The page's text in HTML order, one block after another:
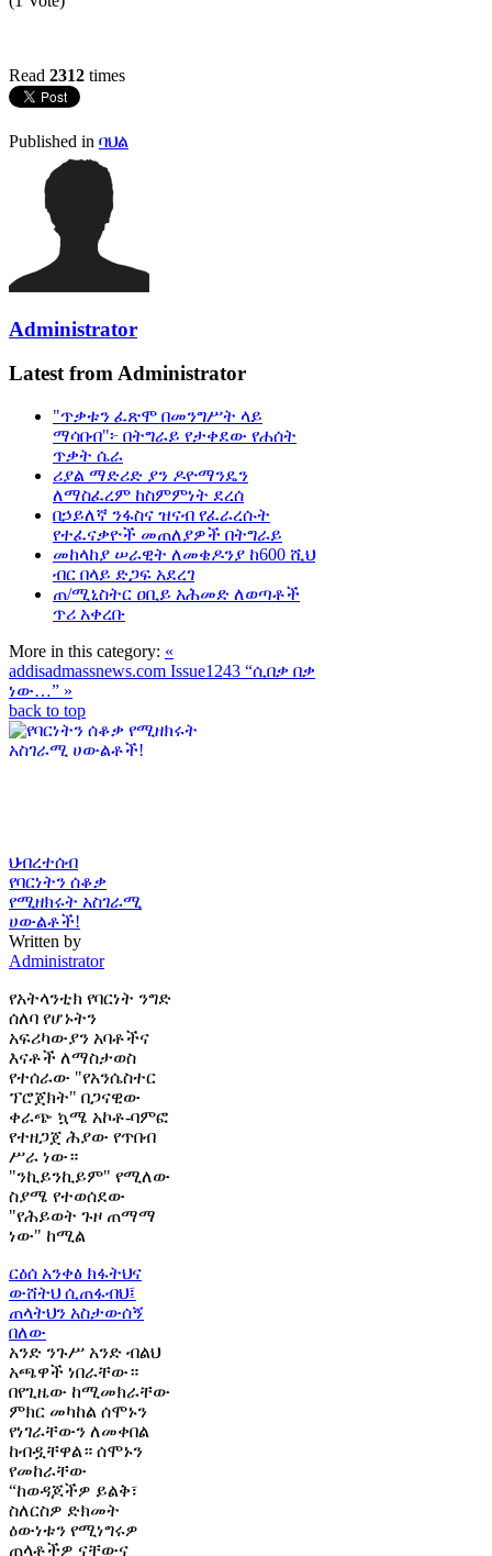
Read 2312 times
Published in ባህል
Administrator
Latest from Administrator
"ጥቃቱን ፈጽሞ በመንግሥት ላይ
ማሳበብ"፦ በትግራይ የታቀደው የሐሰት
ጥቃት ሴራ
ሪያል ማድሪድ ያን ዶዮማንዴን
ለማስፈረም ከስምምነት ደረሰ
በኃይለኛ ንፋስና ዝናብ የፈራረሱት
የተፈናቃዮች መጠለያዎች በትግራይ
መከላከያ ሠራዊት ለመቄዶንያ ከ600 ሺህ
ብር በላይ ድጋፍ አደረገ
ጠ/ሚኒስትር ዐቢይ አሕመድ ለወጣቶች
ጥሪ አቀረቡ
More in this category: «
addisadmassnews.com Issue1243 “ሲበቃ በቃ
ነው…” »
back to top
ህብረተሰብ
የባርነትን ሰቆቃ
የሚዘክሩት አስገራሚ
ሀውልቶች!
Written by
Administrator
የአትላንቲክ የባርነት ንግድ
ሰለባ የሆኑትን
አፍሪካውያን አባቶችና
እናቶች ለማስታወስ
የተሰራው "የአንሴስተር
ፕሮጀክት" በጋናዊው
ቀራጭ ኳሜ አኮቶ-ባምፎ
የተዘጋጀ ሕያው የጥበብ
ሥራ ነው።
"ንኪይንኪይም" የሚለው
ስያሜ የተወሰደው
"የሕይወት ጉዞ ጠማማ
ነው" ከሚል
ርዕሰ አንቀፅ ክፋትህና
ውሸትህ ሲጠፋብህ፤
ጠላትህን አስታውሰኝ
በለው
አንድ ንጉሥ አንድ ብልህ
አጫዋች ነበራቸው።
በየጊዜው ከሚመክራቸው
ምክር መካከል ሰሞኑን
የነገራቸውን ለመቀበል
ከብዷቸዋል። ሰሞኑን
የመከራቸው
“ከወዳጆችዎ ይልቅ፣
ስለርስዎ ድክመት
ዕውነቱን የሚነግሩዎ
ጠላቶችዎ ናቸውና